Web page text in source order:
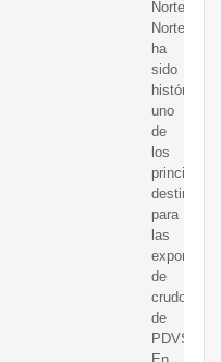
ha
sido
uno
de
los
principales
destinos
para
las
de
crudo
de
PDVSA.